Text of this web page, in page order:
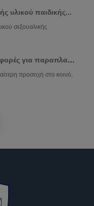
υλικού παιδικής...
σεξουαλικής
Προσοχή! Νέες αναφορές για παραπλανητικά...
προσοχή στο κοινό,